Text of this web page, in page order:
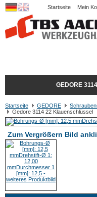
Startseite Mein
GEDORE
Startseite GEDORE
Gedore 3114 22 Klauenschlüssel
Zum Vergrößern Bild